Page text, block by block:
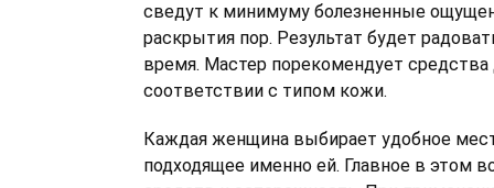
сведут к минимуму болезненные
раскрытия пор. Результат будет
время. Мастер порекомендует средства
соответствии с типом кожи.
Каждая женщина выбирает удобное
подходящее именно ей. Главное в этом